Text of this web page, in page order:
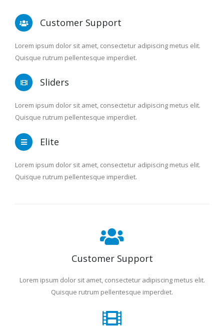
Customer Support
Lorem ipsum dolor sit amet, consectetur adipiscing metus elit.
Quisque rutrum pellentesque imperdiet.
Sliders
Lorem ipsum dolor sit amet, consectetur adipiscing metus elit.
Quisque rutrum pellentesque imperdiet.
Elite
Lorem ipsum dolor sit amet, consectetur adipiscing metus elit.
Quisque rutrum pellentesque imperdiet.
Customer Support
Lorem ipsum dolor sit amet, consectetur adipiscing metus elit.
Quisque rutrum pellentesque imperdiet.